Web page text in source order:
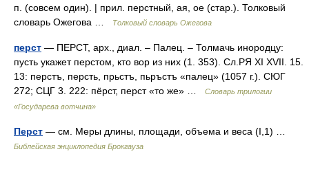
п. (совсем один). | прил. перстный, ая, ое (стар.). Толковый
словарь Ожегова …
Толковый словарь Ожегова
перст — ПЕРСТ, арх., диал. – Палец. – Толмачь инородцу:
пусть укажет перстом, кто вор из них (1. 353). Сл.РЯ XI XVII. 15.
13: перстъ, персть, прьстъ, пьръстъ «палец» (1057 г.). СЮГ
272; СЦГ 3. 222: пёрст, перст «то же» …
Словарь трилогии
«Государева вотчина»
Перст — см. Меры длины, площади, объема и веса (I,1) …
Библейская энциклопедия Брокгауза